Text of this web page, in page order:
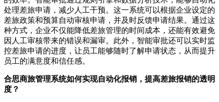
处理差旅申请，减少人工干预。这一系统可以根据企业设定的
差旅政策和预算自动审核申请，并及时反馈申请结果。通过这
种方式，企业不仅能降低差旅管理的时间成本，还能有效避免
因人工审核带来的错误和漏审。此外，智能审批还可以实时监
控差旅申请的进度，让员工能够随时了解申请状态，从而提升
员工的满意度和信任感。
合思商旅管理系统如何实现自动化报销，提高差旅报销的透明
度？